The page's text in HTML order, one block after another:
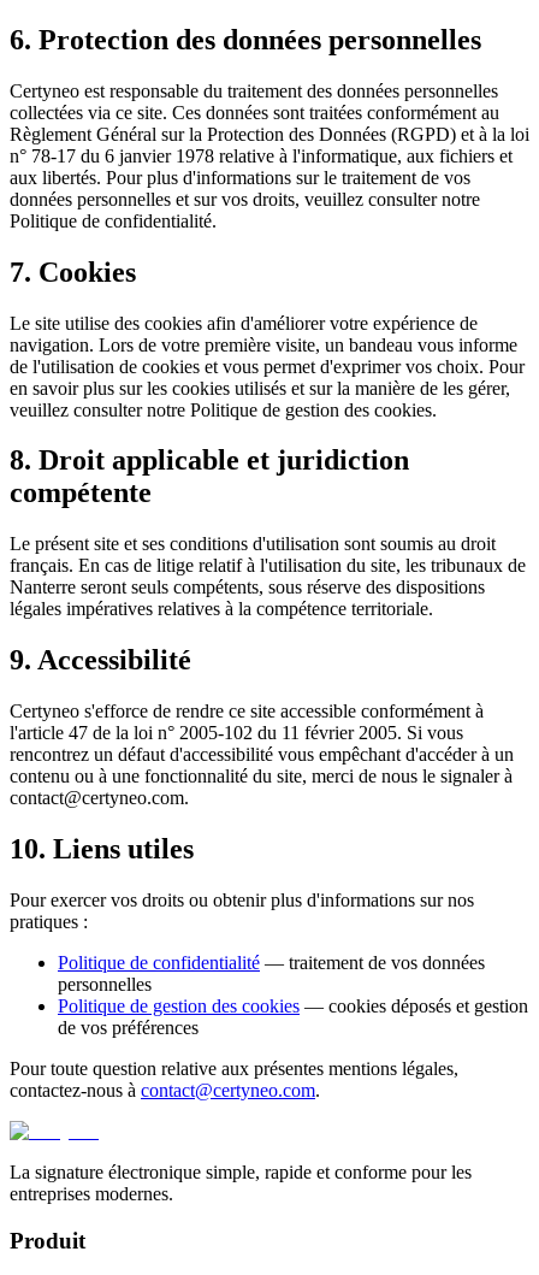
6. Protection des données personnelles
Certyneo est responsable du traitement des données personnelles
collectées via ce site. Ces données sont traitées conformément au
Règlement Général sur la Protection des Données (RGPD) et à la loi
n° 78-17 du 6 janvier 1978 relative à l'informatique, aux fichiers et
aux libertés. Pour plus d'informations sur le traitement de vos
données personnelles et sur vos droits, veuillez consulter notre
Politique de confidentialité.
7. Cookies
Le site utilise des cookies afin d'améliorer votre expérience de
navigation. Lors de votre première visite, un bandeau vous informe
de l'utilisation de cookies et vous permet d'exprimer vos choix. Pour
en savoir plus sur les cookies utilisés et sur la manière de les gérer,
veuillez consulter notre Politique de gestion des cookies.
8. Droit applicable et juridiction
compétente
Le présent site et ses conditions d'utilisation sont soumis au droit
français. En cas de litige relatif à l'utilisation du site, les tribunaux de
Nanterre seront seuls compétents, sous réserve des dispositions
légales impératives relatives à la compétence territoriale.
9. Accessibilité
Certyneo s'efforce de rendre ce site accessible conformément à
l'article 47 de la loi n° 2005-102 du 11 février 2005. Si vous
rencontrez un défaut d'accessibilité vous empêchant d'accéder à un
contenu ou à une fonctionnalité du site, merci de nous le signaler à
contact@certyneo.com.
10. Liens utiles
Pour exercer vos droits ou obtenir plus d'informations sur nos
pratiques :
Politique de confidentialité — traitement de vos données
personnelles
Politique de gestion des cookies — cookies déposés et gestion
de vos préférences
Pour toute question relative aux présentes mentions légales,
contactez-nous à contact@certyneo.com.
La signature électronique simple, rapide et conforme pour les
entreprises modernes.
Produit